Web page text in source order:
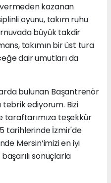
kazanan
oyunu, takım ruhu
büyük takdir
takımın bir üst tura
dair umutları da
bulunan Başantrenör
tebrik ediyorum. Bizi
taraftarımıza teşekkür
tarihlerinde İzmir'de
Mersin’imizi en iyi
sonuçlarla